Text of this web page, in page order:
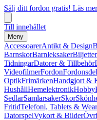
Sälj ditt fordon gratis! Läs
Till innehållet
Meny
AccessoarerAntikt & Design
BarnskorBarnleksaker
TidningarDatorer & Tillbehör
VideofilmerFordon
OptikFrimärkenHandgjort &
HushållHemelektronikHobby
SedlarSamlarsakerSkor
FritidTelefoni, Tablets &
DatorspelVykort & Bilder